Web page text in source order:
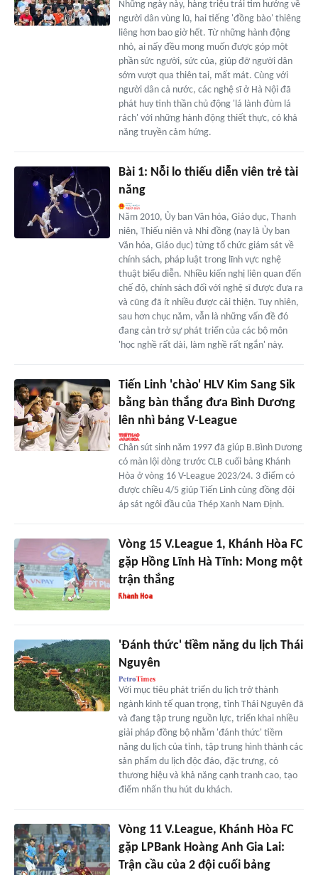
Những ngày này, hàng triệu trái tim hướng về
người dân vùng lũ, hai tiếng 'đồng bào' thiêng
liêng hơn bao giờ hết. Từ những hành động
nhỏ, ai nấy đều mong muốn được góp một
phần sức người, sức của, giúp đỡ người dân
sớm vượt qua thiên tai, mất mát. Cùng với
người dân cả nước, các nghệ sĩ ở Hà Nội đã
phát huy tinh thần chủ động 'lá lành đùm lá
rách' với những hành động thiết thực, có khả
năng truyền cảm hứng.
Bài 1: Nỗi lo thiếu diễn viên trẻ tài
năng
Năm 2010, Ủy ban Văn hóa, Giáo dục, Thanh
niên, Thiếu niên và Nhi đồng (nay là Ủy ban
Văn hóa, Giáo dục) từng tổ chức giám sát về
chính sách, pháp luật trong lĩnh vực nghệ
thuật biểu diễn. Nhiều kiến nghị liên quan đến
chế độ, chính sách đối với nghệ sĩ được đưa ra
và cũng đã ít nhiều được cải thiện. Tuy nhiên,
sau hơn chục năm, vẫn là những vấn đề đó
đang cản trở sự phát triển của các bộ môn
'học nghề rất dài, làm nghề rất ngắn' này.
Tiến Linh 'chào' HLV Kim Sang Sik
bằng bàn thắng đưa Bình Dương
lên nhì bảng V-League
Chân sút sinh năm 1997 đã giúp B.Bình Dương
có màn lội dòng trước CLB cuối bảng Khánh
Hòa ở vòng 16 V-League 2023/24. 3 điểm có
được chiều 4/5 giúp Tiến Linh cùng đồng đội
áp sát ngôi đầu của Thép Xanh Nam Định.
Vòng 15 V.League 1, Khánh Hòa FC
gặp Hồng Lĩnh Hà Tĩnh: Mong một
trận thắng
'Đánh thức' tiềm năng du lịch Thái
Nguyên
Với mục tiêu phát triển du lịch trở thành
ngành kinh tế quan trọng, tỉnh Thái Nguyên đã
và đang tập trung nguồn lực, triển khai nhiều
giải pháp đồng bộ nhằm 'đánh thức' tiềm
năng du lịch của tỉnh, tập trung hình thành các
sản phẩm du lịch độc đáo, đặc trưng, có
thương hiệu và khả năng cạnh tranh cao, tạo
điểm nhấn thu hút du khách.
Vòng 11 V.League, Khánh Hòa FC
gặp LPBank Hoàng Anh Gia Lai:
Trận cầu của 2 đội cuối bảng